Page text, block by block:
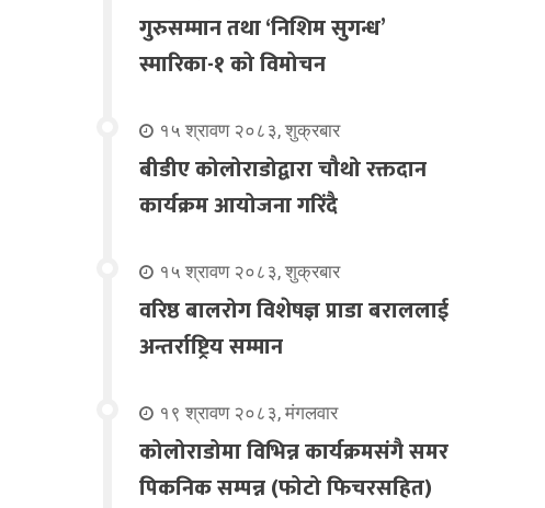
गुरुसम्मान तथा ‘निशिम सुगन्ध’
स्मारिका-१ को विमोचन
१५ श्रावण २०८३, शुक्रबार
बीडीए कोलोराडोद्वारा चौथो रक्तदान
कार्यक्रम आयोजना गरिंदै
१५ श्रावण २०८३, शुक्रबार
वरिष्ठ बालरोग विशेषज्ञ प्राडा बराललाई
अन्तर्राष्ट्रिय सम्मान
१९ श्रावण २०८३, मंगलवार
कोलोराडोमा विभिन्न कार्यक्रमसंगै समर
पिकनिक सम्पन्न (फोटो फिचरसहित)